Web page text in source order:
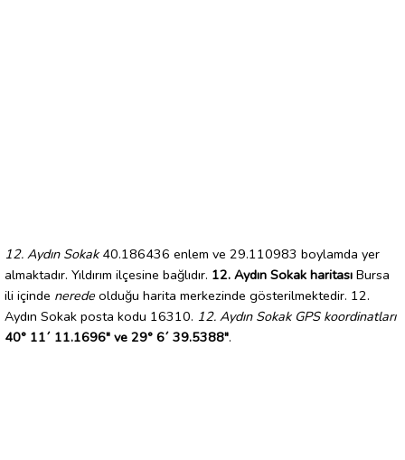
12. Aydın Sokak40.186436 enlem ve 29.110983 boylamda yer
almaktadır. Yıldırım ilçesine bağlıdır. 12. Aydın Sokak haritası Bursa
ili içinde nerede olduğu harita merkezinde gösterilmektedir. 12.
Aydın Sokak posta kodu 16310. 12. Aydın Sokak GPS koordinatları
40° 11´ 11.1696" ve 29° 6´ 39.5388".